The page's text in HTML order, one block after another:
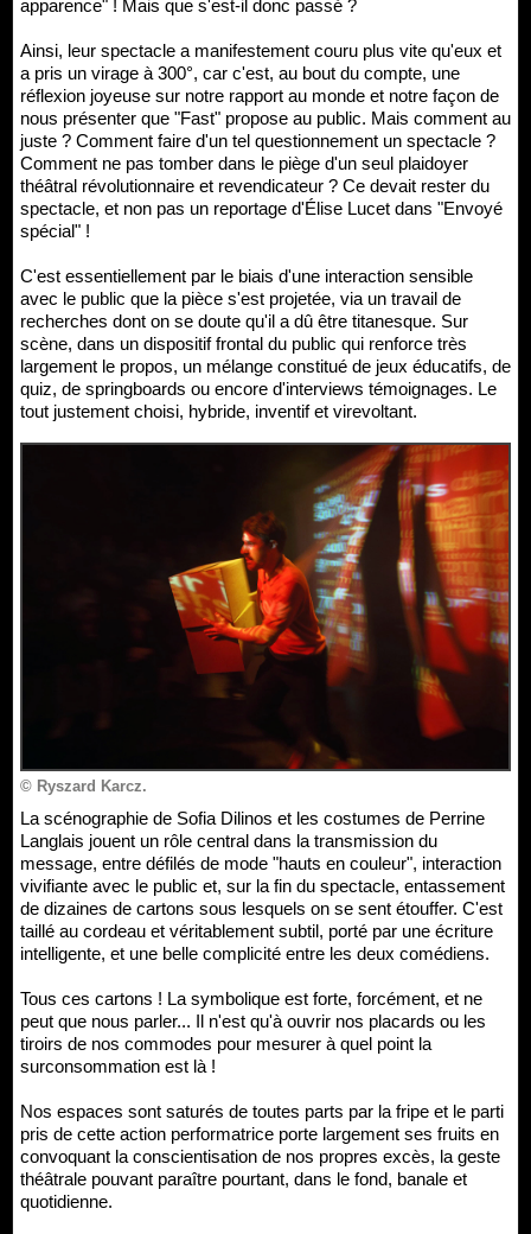
apparence" ! Mais que s'est-il donc passé ?
Ainsi, leur spectacle a manifestement couru plus vite qu'eux et
a pris un virage à 300°, car c'est, au bout du compte, une
réflexion joyeuse sur notre rapport au monde et notre façon de
nous présenter que "Fast" propose au public. Mais comment au
juste ? Comment faire d'un tel questionnement un spectacle ?
Comment ne pas tomber dans le piège d'un seul plaidoyer
théâtral révolutionnaire et revendicateur ? Ce devait rester du
spectacle, et non pas un reportage d'Élise Lucet dans "Envoyé
spécial" !
C'est essentiellement par le biais d'une interaction sensible
avec le public que la pièce s'est projetée, via un travail de
recherches dont on se doute qu'il a dû être titanesque. Sur
scène, dans un dispositif frontal du public qui renforce très
largement le propos, un mélange constitué de jeux éducatifs, de
quiz, de springboards ou encore d'interviews témoignages. Le
tout justement choisi, hybride, inventif et virevoltant.
© Ryszard Karcz.
La scénographie de Sofia Dilinos et les costumes de Perrine
Langlais jouent un rôle central dans la transmission du
message, entre défilés de mode "hauts en couleur", interaction
vivifiante avec le public et, sur la fin du spectacle, entassement
de dizaines de cartons sous lesquels on se sent étouffer. C'est
taillé au cordeau et véritablement subtil, porté par une écriture
intelligente, et une belle complicité entre les deux comédiens.
Tous ces cartons ! La symbolique est forte, forcément, et ne
peut que nous parler... Il n'est qu'à ouvrir nos placards ou les
tiroirs de nos commodes pour mesurer à quel point la
surconsommation est là !
Nos espaces sont saturés de toutes parts par la fripe et le parti
pris de cette action performatrice porte largement ses fruits en
convoquant la conscientisation de nos propres excès, la geste
théâtrale pouvant paraître pourtant, dans le fond, banale et
quotidienne.